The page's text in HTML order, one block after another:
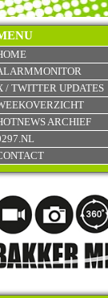
/ TWITTER UPDATES
ARCHIEF